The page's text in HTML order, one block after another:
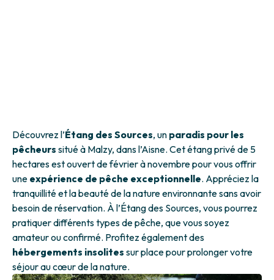
Découvrez l’Étang des Sources, un paradis pour les
pêcheurs situé à Malzy, dans l’Aisne. Cet étang privé de 5
hectares est ouvert de février à novembre pour vous offrir
une expérience de pêche exceptionnelle. Appréciez la
tranquillité et la beauté de la nature environnante sans avoir
besoin de réservation. À l’Étang des Sources, vous pourrez
pratiquer différents types de pêche, que vous soyez
amateur ou confirmé. Profitez également des
hébergements insolites sur place pour prolonger votre
séjour au cœur de la nature.